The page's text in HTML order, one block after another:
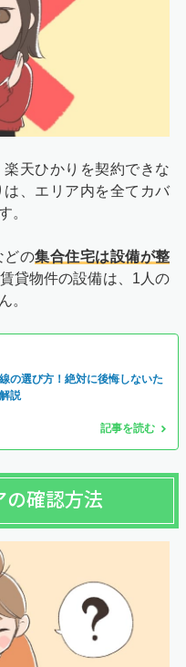
天ひかりを契約できな
、エリア内を全てカバ
。
どの集合住宅は設備が整
賃貸物件の設備は、1人の
。
の選び方！絶対に後悔しないた
説
記事を読む
の確認方法